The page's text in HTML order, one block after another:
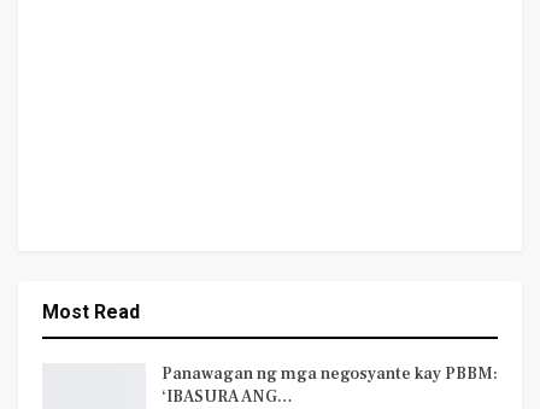
Most Read
Panawagan ng mga negosyante kay PBBM:
‘IBASURA ANG…